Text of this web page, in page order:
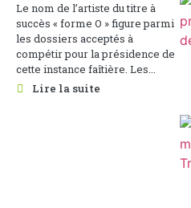
Le nom de l’artiste du titre à
succès « forme O » figure parmi
les dossiers acceptés à
compétir pour la présidence de
cette instance faîtière. Les...
Lire la suite